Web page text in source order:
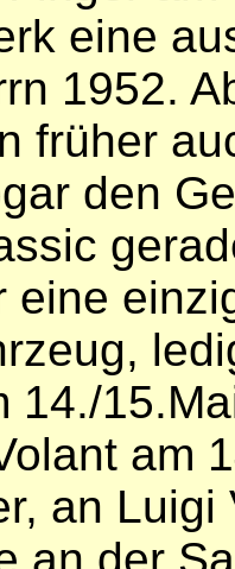
eine
1952.
früher
den
eine
14./
am
an